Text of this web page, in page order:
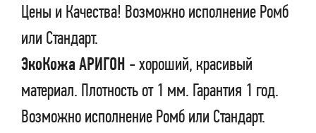
Цены и Качества! Возможно исполнение Ромб
или Стандарт.
ЭкоКожа АРИГОН - хороший, красивый
материал. Плотность от 1 мм. Гарантия 1 год.
Возможно исполнение Ромб или Стандарт.